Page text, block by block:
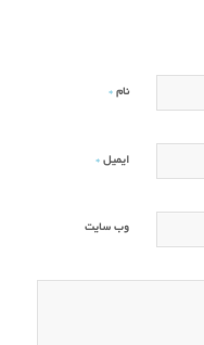
نام *
ایمیل *
وب‌ سایت